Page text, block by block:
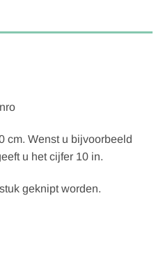
cm. Wenst u bijvoorbeeld
u het cijfer 10 in.
geknipt worden.